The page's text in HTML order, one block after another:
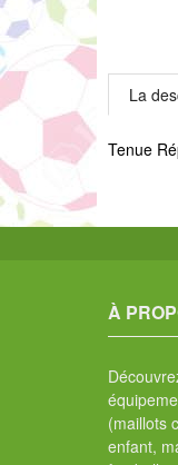
La
Tenue
À
(maillots
enfant,